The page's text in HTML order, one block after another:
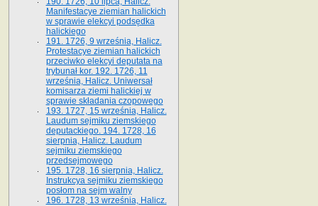
Manifestacye ziemian halickich
w sprawie elekcyi podsędka
halickiego
191. 1726, 9 września, Halicz.
Protestacye ziemian halickich
przeciwko elekcyi deputata na
trybunał kor. 192. 1726, 11
września, Halicz. Uniwersał
komisarza ziemi halickiej w
sprawie składania czopowego
193. 1727, 15 września, Halicz.
Laudum sejmiku ziemskiego
deputackiego. 194. 1728, 16
sierpnia, Halicz. Laudum
sejmiku ziemskiego
przedsejmowego
195. 1728, 16 sierpnia, Halicz.
Instrukcya sejmiku ziemskiego
posłom na sejm walny
196. 1728, 13 września, Halicz.